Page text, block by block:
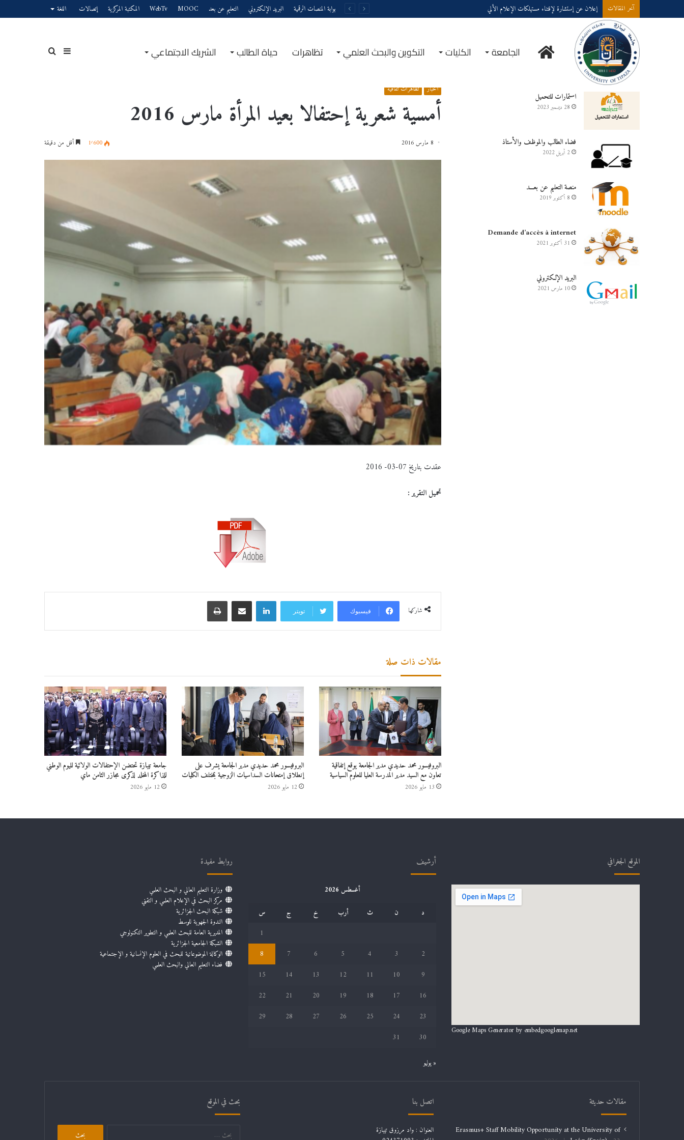
آخر المقالات إعلان عن إستشارة لإقتناء مستهلكات الإعلام الألي بوابة المنصات الرقمية البريد الإلكتروني التعليم عن بعد MOOC
WebTv المكتبة المركزية إتصالات اللغة
الرئيسيةالجامعة الكليات التكوين والبحث العلمي تظاهرات حياة الطالب الشريك الاجتماعي بحثإضافة
جانبي
أخبار تظاهرات ثقافية
أمسية شعرية إحتفالا بعيد المرأة مارس 2016
8 مارس 2016 1٬600 أقل من دقيقة
عقدت بتاريخ 07-03- 2016
تحميل التقرير:
شاركها فيسبوك تويتر
لينكدإن مشاركة عبر البريد طباعة
مقالات ذات صلة
البروفيسور محمد حديدي مدير الجامعة يوقع إتفاقية
تعاون مع السيد مدير المدرسة العليا للعلوم السياسية
13 مايو 2026
البروفيسور محمد حديدي مدير الجامعة يشرف على
إنطلاق إمتحانات السداسيات الزوجية بمختلف الكليات
12 مايو 2026
جامعة تيبازة تحتضن الإحتفالات الولائية لليوم الوطني
للذاكرة المخلد لذكرى مجازر الثامن ماي
12 مايو 2026
خدمــــات على الخـط
استمارات للتحميل
28 ديسمبر 2023
فضاء الطالب والموظف والأستاذ
2 أبريل 2022
منصة التعليم عن بعـــد
8 أكتوبر 2019
Demande d’accès à internet
31 أكتوبر 2021
البريد الإلكتروني
10 مارس 2021
الموقع الجغرافي
Google Maps Generator by embedgooglemap.net
أرشيف
أغسطس 2026
د
ن ث أرب خ ج
س
1
2
3
4
5
6
7
8
9
10
11
12
13
14
15
16
17
18
19
20
21
22
23
24
25
26
27
28
29
30
31
« يوليو
روابط مفيدة
وزارة التعليم العالي و البحث العلمي
مركز البحث في الإعلام العلمي و التقني
شبكة البحث الجزائرية
الندوة الجهوية للوسط
المديرية العامة للبحث العلمي و التطوير التكنولوجي
الشبكة الجامعية الجزائرية
الوكالة الموضوعاتية للبحث في العلوم الإنسانية و الإجتماعية
فضاء التعليم العالي والبحث العلمي
مقالات حديثة
Erasmus+ Staff Mobility Opportunity at the University of
اتصل بنا
العنوان : واد مرزوق تيبازة
بحث في الموقع
البحث